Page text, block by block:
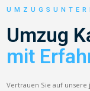
Umzug
mit
Vertrauen Sie auf unsere